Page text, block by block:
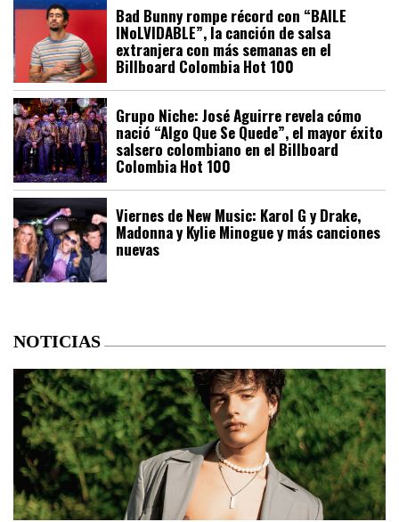
Bad Bunny rompe récord con “BAILE
INoLVIDABLE”, la canción de salsa
extranjera con más semanas en el
Billboard Colombia Hot 100
Grupo Niche: José Aguirre revela cómo
nació “Algo Que Se Quede”, el mayor éxito
salsero colombiano en el Billboard
Colombia Hot 100
Viernes de New Music: Karol G y Drake,
Madonna y Kylie Minogue y más canciones
nuevas
NOTICIAS